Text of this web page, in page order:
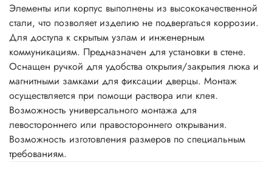
Элементы или корпус выполнены из высококачественной
стали, что позволяет изделию не подвергаться коррозии.
Для доступа к скрытым узлам и инженерным
коммуникациям. Предназначен для установки в стене.
Оснащен ручкой для удобства открытия/закрытия люка и
магнитными замками для фиксации дверцы. Монтаж
осуществляется при помощи раствора или клея.
Возможность универсального монтажа для
левостороннего или правостороннего открывания.
Возможность изготовления размеров по специальным
требованиям.